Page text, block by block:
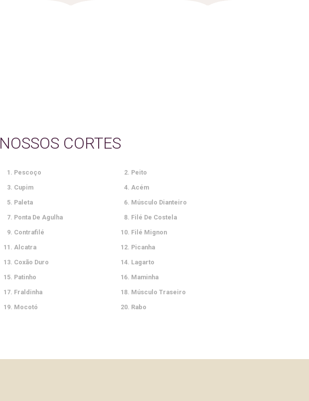
NOSSOS CORTES
Pescoço
Peito
Cupim
Acém
Paleta
Músculo Dianteiro
Ponta De Agulha
Filé De Costela
Contrafilé
Filé Mignon
Alcatra
Picanha
Coxão Duro
Lagarto
Patinho
Maminha
Fraldinha
Músculo Traseiro
Mocotó
Rabo